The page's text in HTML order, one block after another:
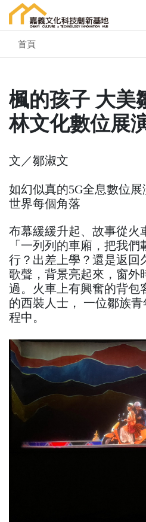
首頁
楓的孩子 大美
林文化數位展
文／鄒淑文
如幻似真的5G全息數位
世界每個角落
布幕緩緩升起、故事從火
「一列列的車廂，把我
行？出差上學？還是返回
歌聲，背景亮起來，窗外
過。火車上有興奮的背包
的西裝人士， 一位鄒族
程中。